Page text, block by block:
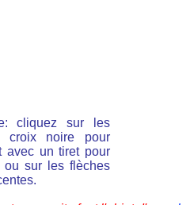
cliquez sur les
croix noire pour
avec un tiret pour
ou sur les flèches